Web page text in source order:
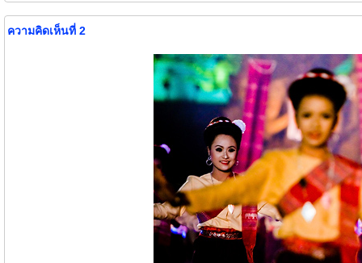
ความคิดเห็นที่ 2